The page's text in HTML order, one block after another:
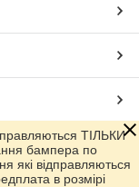
ТІЛЬКИ
бампера по
які відправляються
в розмірі